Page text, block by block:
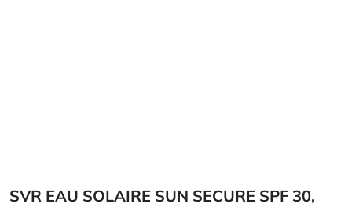
SVR EAU SOLAIRE SUN SECURE SPF 30,